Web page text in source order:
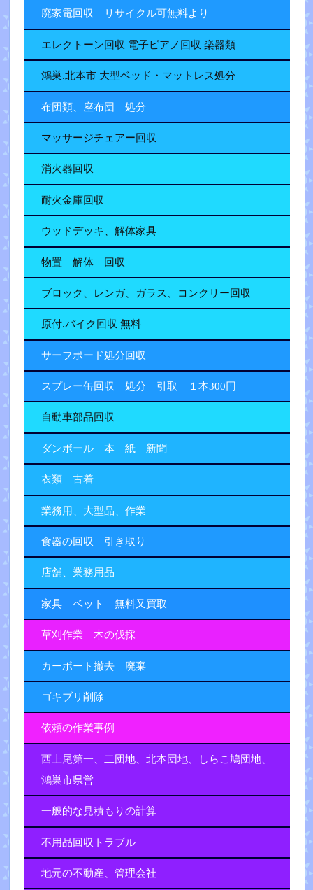
廃家電回収 リサイクル可無料より
エレクトーン回収 電子ピアノ回収 楽器類
鴻巣.北本市 大型ベッド・マットレス処分
布団類、座布団 処分
マッサージチェアー回収
消火器回収
耐火金庫回収
ウッドデッキ、解体家具
物置 解体 回収
ブロック、レンガ、ガラス、コンクリー回収
原付.バイク回収 無料
サーフボード処分回収
スプレー缶回収 処分 引取 １本300円
自動車部品回収
ダンボール 本 紙 新聞
衣類 古着
業務用、大型品、作業
食器の回収 引き取り
店舗、業務用品
家具 ベット 無料又買取
草刈作業 木の伐採
カーポート撤去 廃棄
ゴキブリ削除
依頼の作業事例
西上尾第一、二団地、北本団地、しらこ鳩団地、
鴻巣市県営
一般的な見積もりの計算
不用品回収トラブル
地元の不動産、管理会社